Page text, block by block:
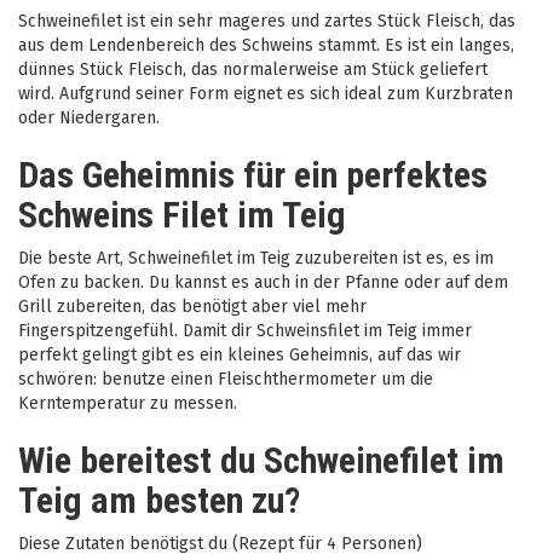
Schweinefilet ist ein sehr mageres und zartes Stück Fleisch, das
aus dem Lendenbereich des Schweins stammt. Es ist ein langes,
dünnes Stück Fleisch, das normalerweise am Stück geliefert
wird. Aufgrund seiner Form eignet es sich ideal zum Kurzbraten
oder Niedergaren.
Das Geheimnis für ein perfektes
Schweins Filet im Teig
Die beste Art, Schweinefilet im Teig zuzubereiten ist es, es im
Ofen zu backen. Du kannst es auch in der Pfanne oder auf dem
Grill zubereiten, das benötigt aber viel mehr
Fingerspitzengefühl. Damit dir Schweinsfilet im Teig immer
perfekt gelingt gibt es ein kleines Geheimnis, auf das wir
schwören: benutze einen Fleischthermometer um die
Kerntemperatur zu messen.
Wie bereitest du Schweinefilet im
Teig am besten zu?
Diese Zutaten benötigst du (Rezept für 4 Personen)